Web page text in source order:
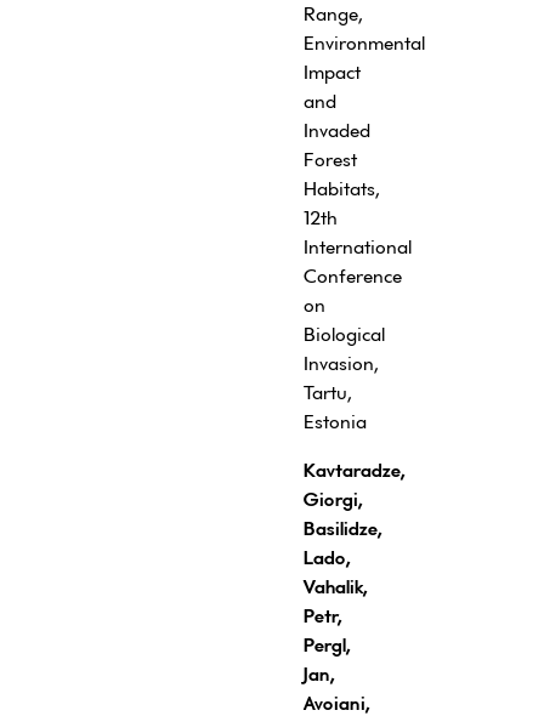
Range,
Environmental
Impact
and
Invaded
Forest
Habitats,
12th
International
Conference
on
Biological
Invasion,
Tartu,
Estonia
Kavtaradze,
Giorgi,
Basilidze,
Lado,
Vahalik,
Petr,
Pergl,
Jan,
Avoiani,